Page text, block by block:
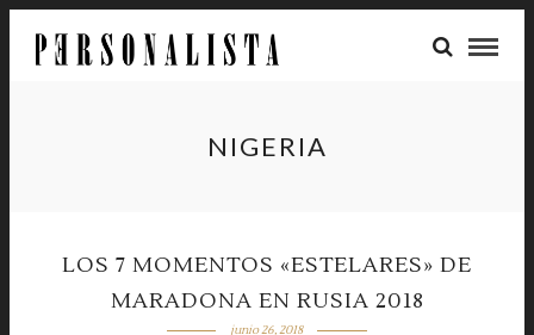
NIGERIA
LOS 7 MOMENTOS «ESTELARES» DE
MARADONA EN RUSIA 2018
junio 26, 2018